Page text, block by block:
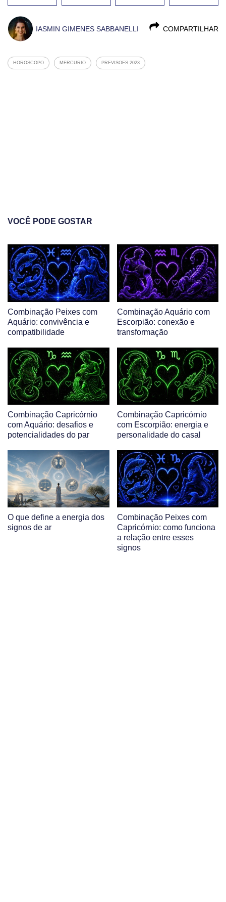
COMPARTILHAR
IASMIN GIMENES SABBANELLI
HOROSCOPO MERCURIO PREVISOES 2023
VOCÊ PODE GOSTAR
Combinação Peixes com
Aquário: convivência e
compatibilidade
Combinação Aquário com
Escorpião: conexão e
transformação
Combinação Capricórnio
com Aquário: desafios e
potencialidades do par
Combinação Capricórnio
com Escorpião: energia e
personalidade do casal
O que define a energia dos
signos de ar
Combinação Peixes com
Capricórnio: como funciona
a relação entre esses
signos